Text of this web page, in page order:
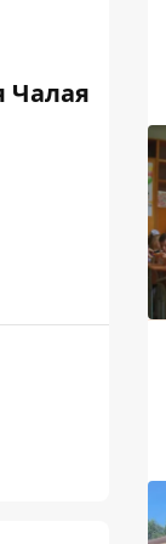
Чалая